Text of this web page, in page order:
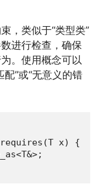
，类似于“类型类”
进行检查，确保
。使用概念可以
”或“无意义的错
requires(T x) {